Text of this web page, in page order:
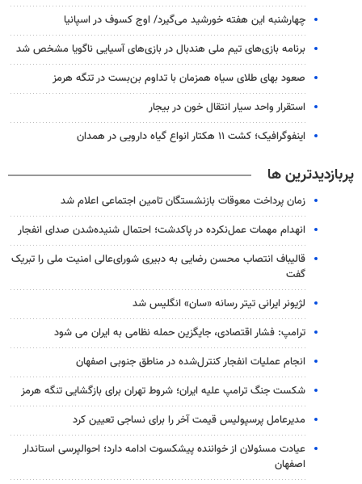
چهارشنبه این هفته خورشید می‌گیرد/ اوج کسوف در اسپانیا
برنامه بازی‌های تیم ملی هندبال در بازی‌های آسیایی ناگویا مشخص شد
صعود بهای طلای سیاه همزمان با تداوم بن‌بست در تنگه هرمز
استقرار واحد سیار انتقال خون در بیجار
اینفوگرافیک؛ کشت ۱۱ هکتار انواع گیاه دارویی در همدان
پربازدیدترین ها
زمان پرداخت معوقات بازنشستگان تامین اجتماعی اعلام شد
انهدام مهمات عمل‌نکرده در پاکدشت؛ احتمال شنیده‌شدن صدای انفجار
قالیباف انتصاب محسن رضایی به دبیری شورای‌عالی امنیت ملی را تبریک
گفت
لژیونر ایرانی تیتر رسانه «سان» انگلیس شد
ترامپ: فشار اقتصادی، جایگزین حمله نظامی به ایران می شود
انجام عملیات انفجار کنترل‌شده در مناطق جنوبی اصفهان
شکست جنگ ترامپ علیه ایران؛ شروط تهران برای بازگشایی تنگه هرمز
مدیرعامل پرسپولیس قیمت آخر را برای نساجی تعیین کرد
عیادت مسئولان از خواننده پیشکسوت ادامه دارد؛ احوالپرسی استاندار
اصفهان